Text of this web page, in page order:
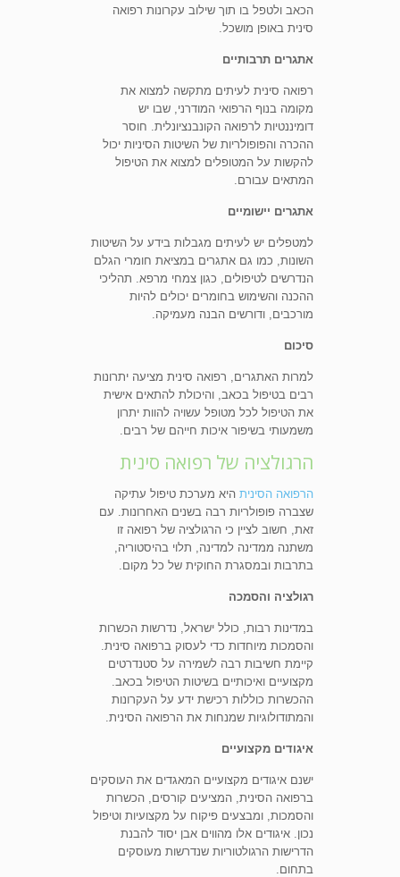
הכאב ולטפל בו תוך שילוב עקרונות רפואה
סינית באופן מושכל.
אתגרים תרבותיים
רפואה סינית לעיתים מתקשה למצוא את
מקומה בנוף הרפואי המודרני, שבו יש
דומיננטיות לרפואה הקונבנציונלית. חוסר
ההכרה והפופולריות של השיטות הסיניות יכול
להקשות על המטופלים למצוא את הטיפול
המתאים עבורם.
אתגרים יישומיים
למטפלים יש לעיתים מגבלות בידע על השיטות
השונות, כמו גם אתגרים במציאת חומרי הגלם
הנדרשים לטיפולים, כגון צמחי מרפא. תהליכי
ההכנה והשימוש בחומרים יכולים להיות
מורכבים, ודורשים הבנה מעמיקה.
סיכום
למרות האתגרים, רפואה סינית מציעה יתרונות
רבים בטיפול בכאב, והיכולת להתאים אישית
את הטיפול לכל מטופל עשויה להוות יתרון
משמעותי בשיפור איכות חייהם של רבים.
הרגולציה של רפואה סינית
הרפואה הסיניתהיא מערכת טיפול עתיקה
שצברה פופולריות רבה בשנים האחרונות. עם
זאת, חשוב לציין כי הרגולציה של רפואה זו
משתנה ממדינה למדינה, תלוי בהיסטוריה,
בתרבות ובמסגרת החוקית של כל מקום.
רגולציה והסמכה
במדינות רבות, כולל ישראל, נדרשות הכשרות
והסמכות מיוחדות כדי לעסוק ברפואה סינית.
קיימת חשיבות רבה לשמירה על סטנדרטים
מקצועיים ואיכותיים בשיטות הטיפול בכאב.
ההכשרות כוללות רכישת ידע על העקרונות
והמתודולוגיות שמנחות את הרפואה הסינית.
איגודים מקצועיים
ישנם איגודים מקצועיים המאגדים את העוסקים
ברפואה הסינית, המציעים קורסים, הכשרות
והסמכות, ומבצעים פיקוח על מקצועיות וטיפול
נכון. איגודים אלו מהווים אבן יסוד להבנת
הדרישות הרגולטוריות שנדרשות מעוסקים
בתחום.